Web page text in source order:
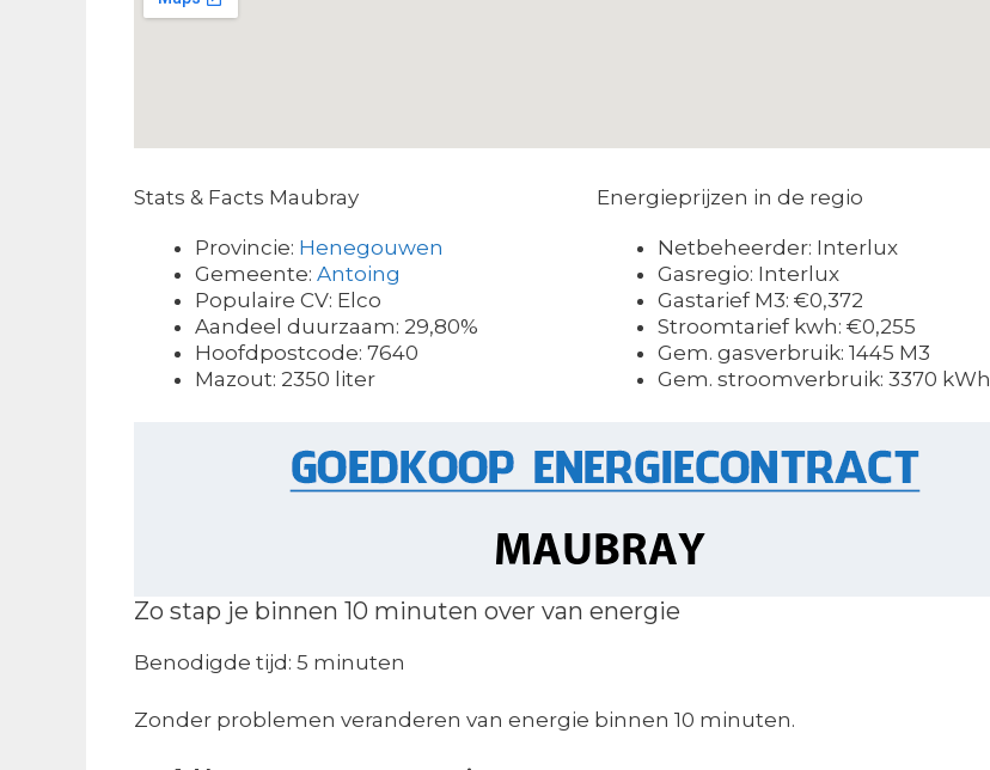
Stats & Facts Maubray
Provincie: Henegouwen
Gemeente: Antoing
Populaire CV: Elco
Aandeel duurzaam: 29,80%
Hoofdpostcode: 7640
Mazout: 2350 liter
Energieprijzen in de regio
Netbeheerder: Interlux
Gasregio: Interlux
Gastarief M3: €0,372
Stroomtarief kwh: €0,255
Gem. gasverbruik: 1445 M3
Gem. stroomverbruik: 3370 kWh
Zo stap je binnen 10 minuten over van energie
Benodigde tijd: 5 minuten
Zonder problemen veranderen van energie binnen 10 minuten.